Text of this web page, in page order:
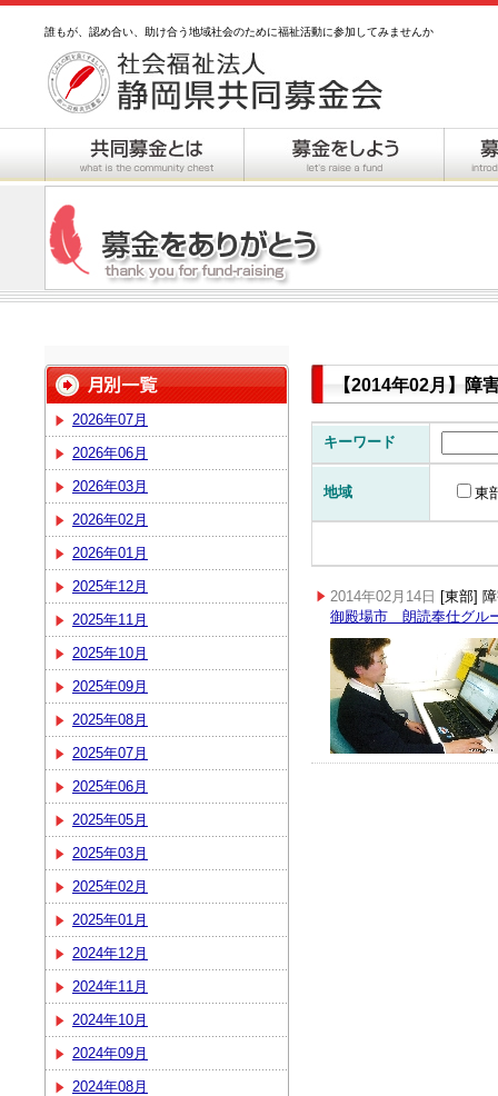
誰もが、認め合い、助け合う地域社会のために福祉活動に参加してみませんか
2026年07月
2026年06月
2026年03月
2026年02月
2026年01月
2025年12月
2025年11月
2025年10月
2025年09月
2025年08月
2025年07月
2025年06月
2025年05月
2025年03月
2025年02月
2025年01月
2024年12月
2024年11月
2024年10月
2024年09月
2024年08月
【2014年02月】障
キーワード
地域 東
2014年02月14日 [東部]
御殿場市 朗読奉仕グル